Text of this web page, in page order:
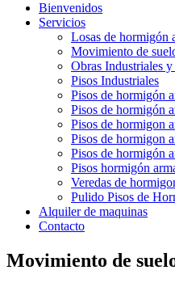
Bienvenidos
Servicios
Losas de hormigón
Movimiento de
Obras Industriales
Pisos Industriales
Pisos de hormigón
Pisos de hormigón
Pisos de hormigon
Pisos de hormigon
Pisos de hormigón
Pisos hormigón
Veredas de
Pulido Pisos de
Alquiler de maquinas
Contacto
Movimiento de